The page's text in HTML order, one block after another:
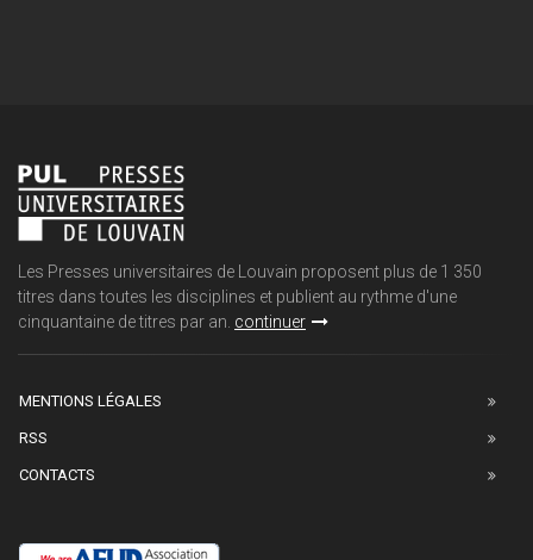
Les Presses universitaires de Louvain proposent plus de 1 350
titres dans toutes les disciplines et publient au rythme d'une
cinquantaine de titres par an. continuer
MENTIONS LÉGALES
RSS
CONTACTS